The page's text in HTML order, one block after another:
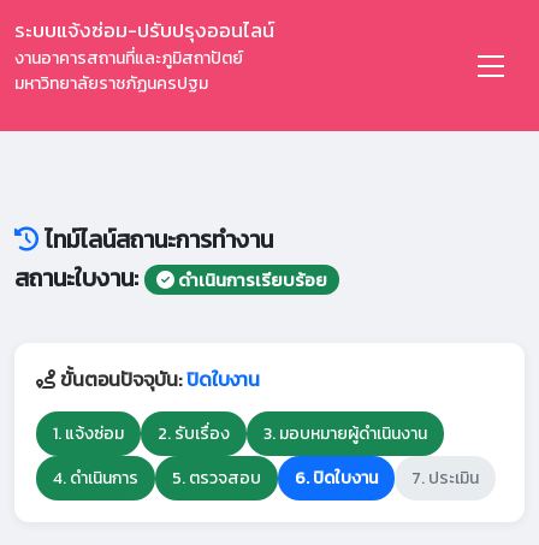
ระบบแจ้งซ่อม-ปรับปรุงออนไลน์
งานอาคารสถานที่และภูมิสถาปัตย์
มหาวิทยาลัยราชภัฏนครปฐม
ไทม์ไลน์สถานะการทำงาน
สถานะใบงาน:
ดำเนินการเรียบร้อย
ขั้นตอนปัจจุบัน:ปิดใบงาน
1. แจ้งซ่อม 2. รับเรื่อง
3. มอบหมายผู้ดำเนินงาน
4. ดำเนินการ
5. ตรวจสอบ 6. ปิดใบงาน 7. ประเมิน